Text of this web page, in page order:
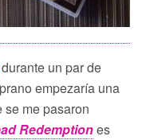
durante un par de
empezaría una
me pasaron
Redemptiones